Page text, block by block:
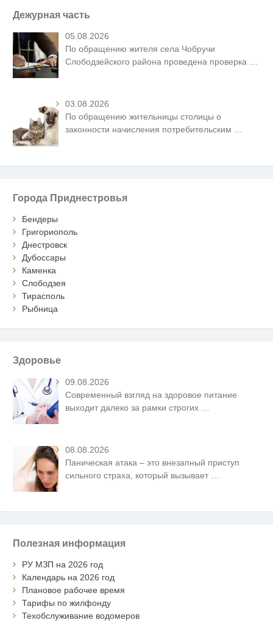
Дежурная часть
05.08.2026
По обращению жителя села Чобручи
Слободзейского района проведена проверка
03.08.2026
По обращению жительницы столицы о
законности начисления потребительским …
Города Приднестровья
Бендеры
Григориополь
Днестровск
Дубоссары
Каменка
Слободзея
Тирасполь
Рыбница
Здоровье
09.08.2026
Современный взгляд на здоровое питание
выходит далеко за рамки строгих
08.08.2026
Паническая атака – это внезапный приступ
сильного страха, который вызывает
Полезная информация
РУ МЗП на 2026 год
Календарь на 2026 год
Плановое рабочее время
Тарифы по жилфонду
Техобслуживание водомеров